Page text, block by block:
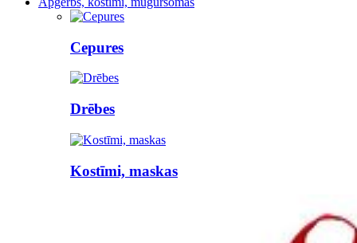
Cepures
Drēbes
Kostīmi, maskas